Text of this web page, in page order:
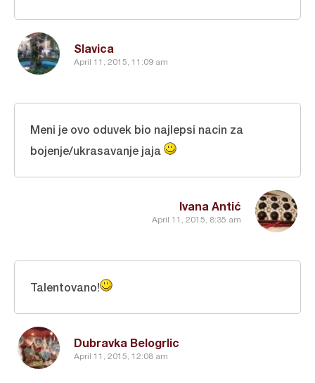
Slavica
April 11, 2015, 11:09 am
Ivana Antić
April 11, 2015, 8:35 am
Meni je ovo oduvek bio najlepsi nacin za
bojenje/ukrasavanje jaja
Dubravka Belogrlic
April 11, 2015, 12:08 am
Talentovano!